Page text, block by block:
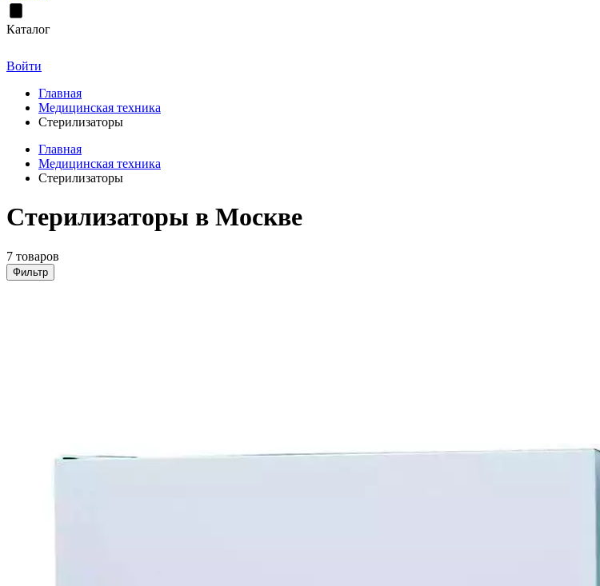
Каталог
Войти
Главная
Медицинская техника
Стерилизаторы
Главная
Медицинская техника
Стерилизаторы
Стерилизаторы в Москве
7 товаров
Фильтр